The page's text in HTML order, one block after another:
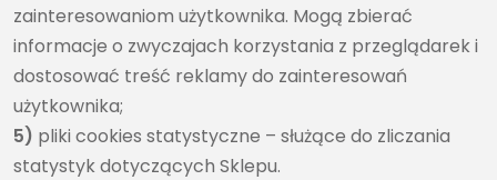
zainteresowaniom użytkownika. Mogą zbierać
informacje o zwyczajach korzystania z przeglądarek i
dostosować treść reklamy do zainteresowań
użytkownika;
5) pliki cookies statystyczne – służące do zliczania
statystyk dotyczących Sklepu.